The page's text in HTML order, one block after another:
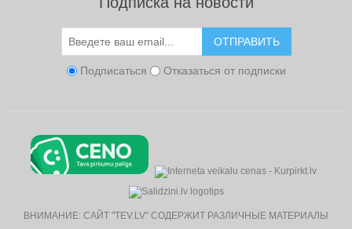
ОТПРАВИТЬ
Подписаться Отказаться от подписки
ВНИМАНИЕ: САЙТ "TEV.LV" СОДЕРЖИТ РАЗЛИЧНЫЕ МАТЕРИАЛЫ